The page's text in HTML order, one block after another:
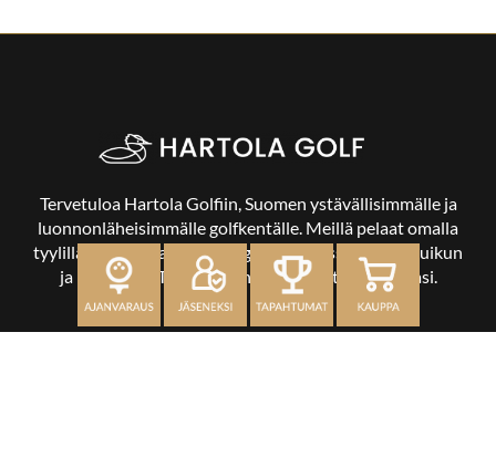
Tervetuloa Hartola Golfiin, Suomen ystävällisimmälle ja
luonnonläheisimmälle golfkentälle. Meillä pelaat omalla
tyylilläsi ja tasollasi – ja bongaat halutessasi vaikka uikun
ja kuikankin. Tärkeintä on, että nautit vierailustasi.